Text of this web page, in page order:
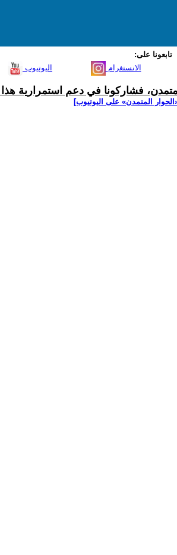
تابعونا على:
اليوتيوب الانستغرام
فشاركونا في دعم استمرارية هذا
المتمدن» على اليوتيوب]